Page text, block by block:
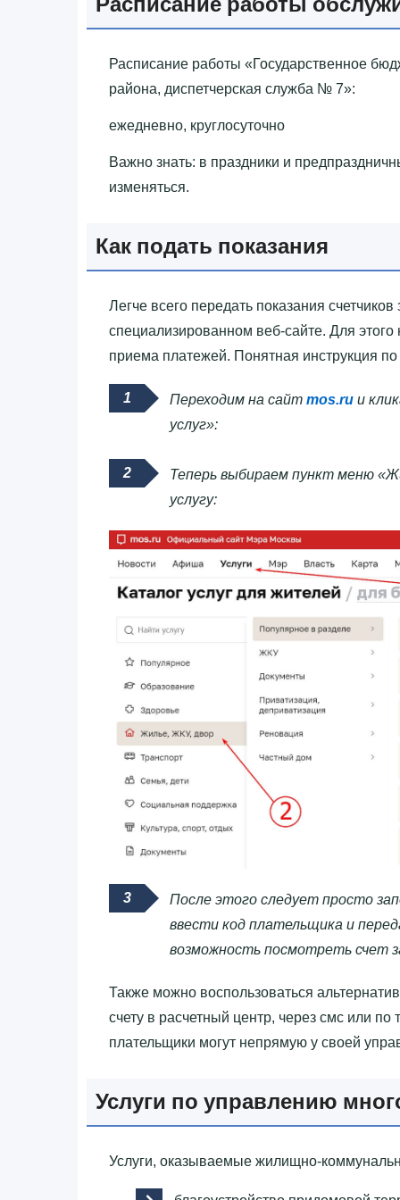
Расписание работы «‎Государственное
района, диспетчерская служба № 7»‎:
ежедневно, круглосуточно
Важно знать: в праздники и
изменяться.
Как подать показания
Легче всего передать показания
специализированном веб-сайте. Для
приема платежей. Понятная инструкция
Переходим на сайт mos.ru и
услуг»:
Теперь выбираем пункт меню
услугу:
После этого следует просто
ввести код плательщика и
возможность посмотреть счет
Также можно воспользоваться
счету в расчетный центр, через смс или
плательщики могут непрямую у своей
Услуги по управлению
Услуги, оказываемые жилищно-